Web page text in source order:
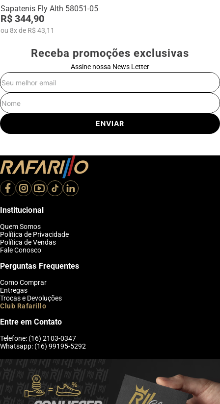
Sapatenis Fly Alth 58051-05
R$ 344,90
ou 8xde R$ 43,11
Receba promoções exclusivas
Assine nossa News Letter
ENVIAR
Institucional
Quem Somos
Política de Privacidade
Política de Vendas
Fale Conosco
Perguntas Frequentes
Como Comprar
Entregas
Trocas e Devoluções
Club Rafarillo
Entre em Contato
Telefone: (16) 2103-0347
Whatsapp: (16) 99195-5292